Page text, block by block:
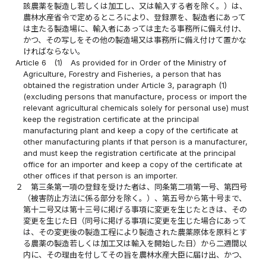
該農薬を製造し若しくは加工し、又は輸入する者を除く。）は、
農林水産省令で定めるところにより、登録票を、製造者にあって
は主たる製造場に、輸入者にあっては主たる事務所に備え付け、
かつ、その写しをその他の製造場又は事務所に備え付けて置かな
ければならない。
Article 6
(1)
As provided for in Order of the Ministry of
Agriculture, Forestry and Fisheries, a person that has
obtained the registration under Article 3, paragraph (1)
(excluding persons that manufacture, process or import the
relevant agricultural chemicals solely for personal use) must
keep the registration certificate at the principal
manufacturing plant and keep a copy of the certificate at
other manufacturing plants if that person is a manufacturer,
and must keep the registration certificate at the principal
office for an importer and keep a copy of the certificate at
other offices if that person is an importer.
２
第三条第一項の登録を受けた者は、同条第二項第一号、第四号
（被害防止方法に係る部分を除く。）、第五号から第十号まで、
第十二号又は第十三号に掲げる事項に変更を生じたときは、その
変更を生じた日（同号に掲げる事項に変更を生じた場合にあって
は、その変更後の製造工程により製造された農薬原体を原料とす
る農薬の製造若しくは加工又は輸入を開始した日）から二週間以
内に、その理由を付してその旨を農林水産大臣に届け出、かつ、